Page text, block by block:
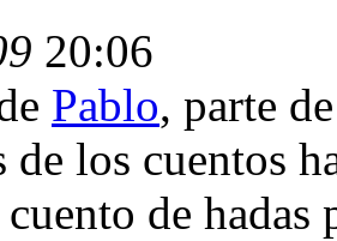
20:06
Pablo, parte
de los cuentos
de